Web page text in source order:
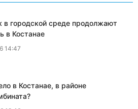
в городской среде продолжают
в Костанае
14:47
в Костанае, в районе